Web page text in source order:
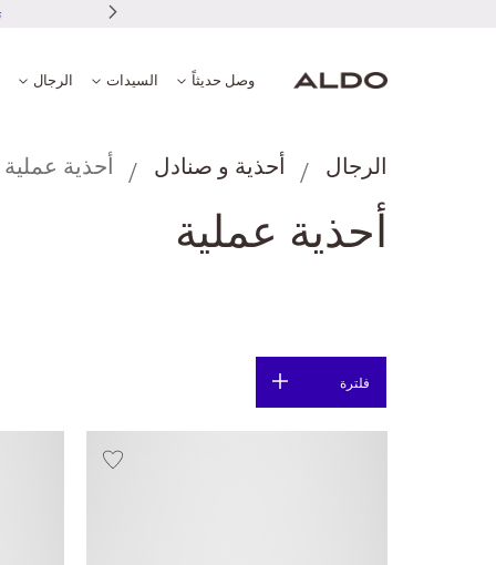
وصل حديثاً السيدات الرجال
الرجال أحذية و صنادل أحذية عملية
أحذية عملية
فلترة